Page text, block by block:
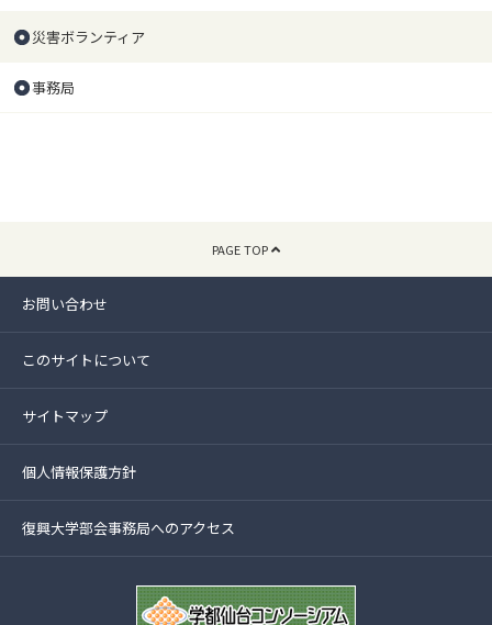
災害ボランティア
事務局
PAGE TOP
お問い合わせ
このサイトについて
サイトマップ
個人情報保護方針
復興大学部会事務局へのアクセス